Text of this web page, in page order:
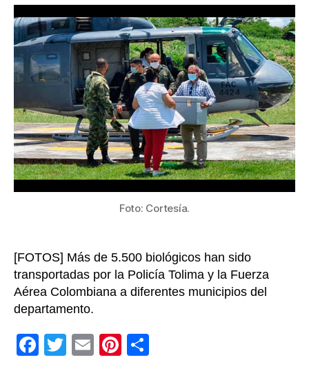
entrada
segura
de
las
contra
el
19
en
el
Tolima
Foto: Cortesía.
[FOTOS] Más de 5.500 biológicos han sido
transportadas por la Policía Tolima y la Fuerza
Aérea Colombiana a diferentes municipios del
departamento.
F
T
E
Pi